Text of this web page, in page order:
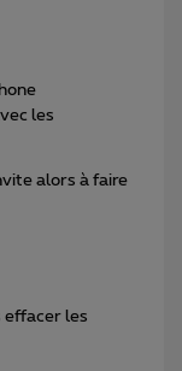
les
alors à faire
effacer les